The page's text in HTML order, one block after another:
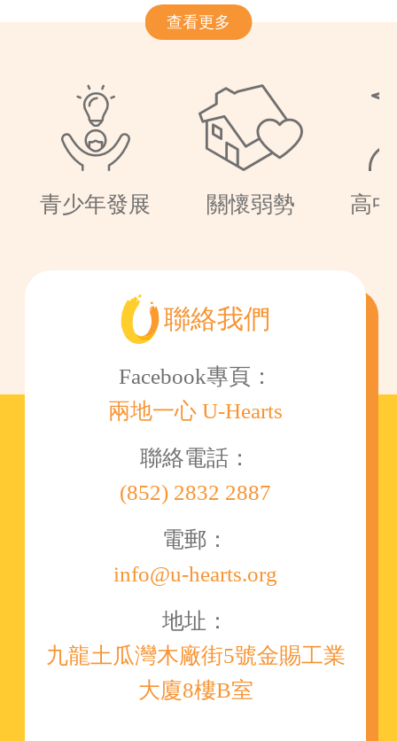
查看更多
青少年發展 關懷弱勢 高
聯絡我們
Facebook專頁：
兩地一心 U-Hearts
聯絡電話：
(852) 2832 2887
電郵：
info@u-hearts.org
地址：
九龍土瓜灣木廠街5號金賜工業
大廈8樓B室